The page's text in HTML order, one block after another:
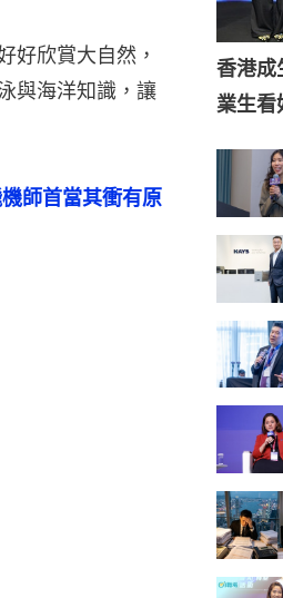
好欣賞大自然，
與海洋知識，讓
師首當其衝有原
香港
業生看